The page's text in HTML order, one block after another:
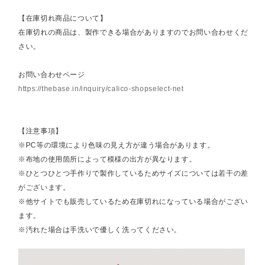
【在庫切れ商品について】
在庫切れの商品は、製作できる場合がありますのでお問い合わせくだ
さい。
お問い合わせページ
https://thebase.in/inquiry/calico-shopselect-net
【注意事項】
※PC等の環境により色味の見え方が違う場合があります。
※布地の使用箇所によって模様の出方が異なります。
※ひとつひとつ手作りで製作しているためサイズについては若干の差
がございます。
※他サイトでも販売しているため在庫切れになっている場合がござい
ます。
※汚れた場合は手洗いで優しく洗ってください。